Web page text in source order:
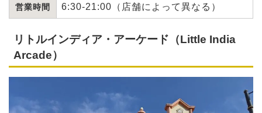
営業時間 6:30-21:00（店舗によって異なる）
リトルインディア・アーケード（Little India
Arcade）